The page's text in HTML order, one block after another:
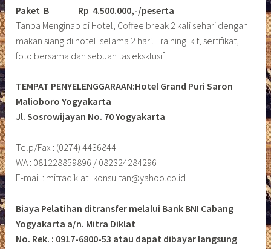
Paket B
Rp 4.500.000,-/peserta
Tanpa Menginap di Hotel, Coffee break 2 kali sehari dengan
makan siang di hotel selama 2 hari. Training kit, sertifikat,
foto bersama dan sebuah tas eksklusif.
TEMPAT PENYELENGGARAAN:Hotel Grand Puri Saron
Malioboro Yogyakarta
Jl. Sosrowijayan No. 70 Yogyakarta
Telp/Fax : (0274) 4436844
WA : 081228859896 / 082324284296
E-mail : mitradiklat_konsultan@yahoo.co.id
Biaya Pelatihan ditransfer melalui Bank BNI Cabang
Yogyakarta a/n. Mitra Diklat
No. Rek. : 0917-6800-53 atau dapat dibayar langsung